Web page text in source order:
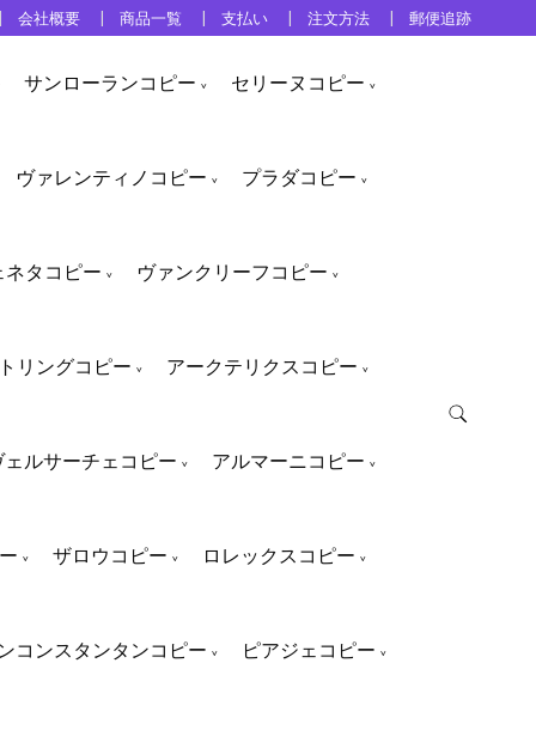
会社概要 商品一覧 支払い 注文方法 郵便追跡
サンローランコピー セリーヌコピー
ヴァレンティノコピー プラダコピー
タコピー ヴァンクリーフコピー
リングコピー アークテリクスコピー
ェルサーチェコピー アルマーニコピー
ザロウコピー ロレックスコピー
コンスタンタンコピー ピアジェコピー